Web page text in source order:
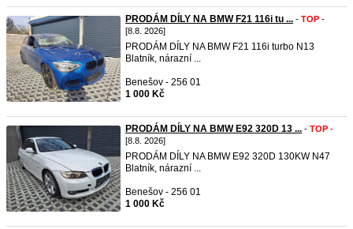
PRODÁM DÍLY NA BMW F21 116i tu ... - TOP -
[8.8. 2026]
PRODÁM DÍLY NA BMW F21 116i turbo N13
Blatník, nárazní ...
Benešov - 256 01
1 000 Kč
PRODÁM DÍLY NA BMW E92 320D 13 ... - TOP -
[8.8. 2026]
PRODÁM DÍLY NA BMW E92 320D 130KW N47
Blatník, nárazní ...
Benešov - 256 01
1 000 Kč